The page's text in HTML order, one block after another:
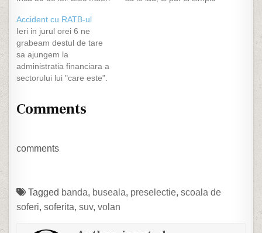
samă că trecem pe
sistem englezesc. Banda
I este mereu libera, pe
banda II este înghesuială
și ceartă. O fi…
Accident cu RATB-ul
Ieri in jurul orei 6 ne
grabeam destul de tare
sa ajungem la
administratia financiara a
sectorului lui "care este".
giratoriul de la
merge spre
Comments
comments
Tagged banda, buseala, preselectie,scoala de
soferi,soferita,suv,volan